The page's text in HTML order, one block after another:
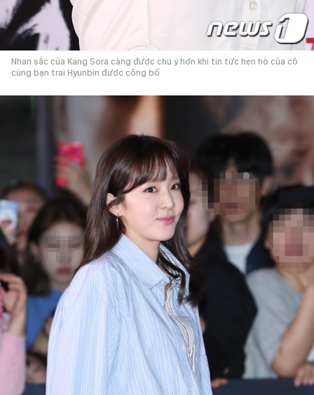
Nhan sắc của Kang Sora càng được chú ý hơn khi tin tức hẹn hò của cô
cùng bạn trai Hyunbin được công bố